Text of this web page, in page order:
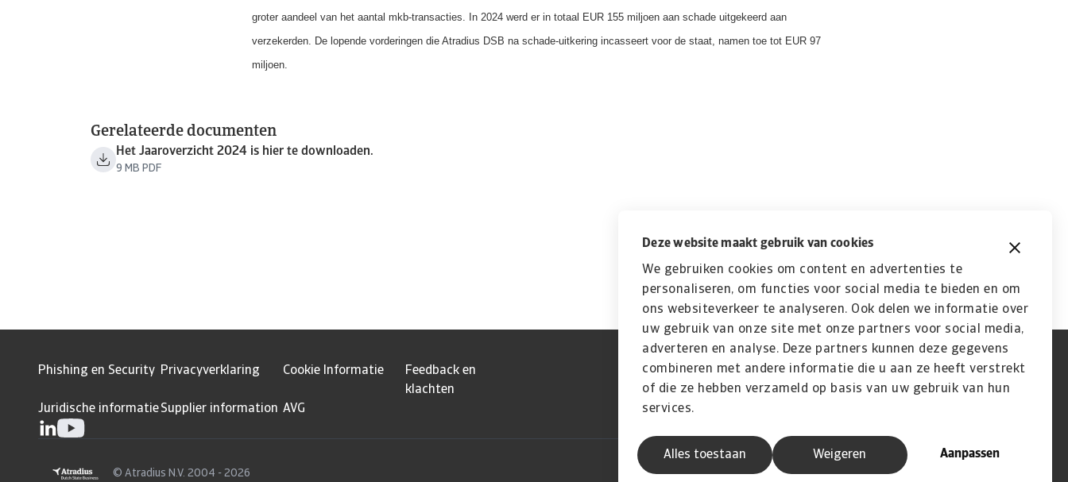
Deze website maakt gebruik van cookies
We gebruiken cookies om content en advertenties te
personaliseren, om functies voor social media te bieden en om
ons websiteverkeer te analyseren. Ook delen we informatie over
uw gebruik van onze site met onze partners voor social media,
adverteren en analyse. Deze partners kunnen deze gegevens
combineren met andere informatie die u aan ze heeft verstrekt
of die ze hebben verzameld op basis van uw gebruik van hun
services.
Alles toestaan Aanpassen
Weigeren
groter aandeel van het aantal mkb-transacties. In 2024 werd er in totaal EUR 155 miljoen aan schade uitgekeerd aan
verzekerden. De lopende vorderingen die Atradius DSB na schade-uitkering incasseert voor de staat, namen toe tot EUR 97
miljoen.
Gerelateerde documenten
Het Jaaroverzicht 2024 is hier te downloaden.
9 MB PDF
Phishing en Security Privacyverklaring Cookie Informatie
Feedback en
klachten
Juridische informatieSupplier information AVG
© Atradius N.V. 2004 - 2026 Atradius Dutch State Business handelt in opdracht van de Nederlandse overheid